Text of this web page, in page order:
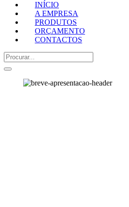
INÍCIO
A EMPRESA
PRODUTOS
ORÇAMENTO
CONTACTOS